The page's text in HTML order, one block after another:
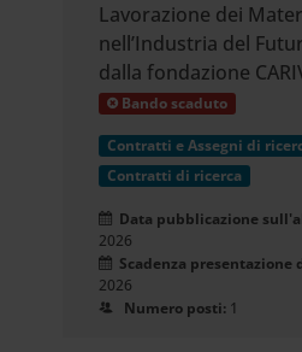
Lavorazione dei
nell’Industria del
dalla fondazione
Bando scaduto
Contratti e Assegni di
Contratti di ricerca
Data pubblicazione
2026
Scadenza presentazione
2026
Numero posti: 1